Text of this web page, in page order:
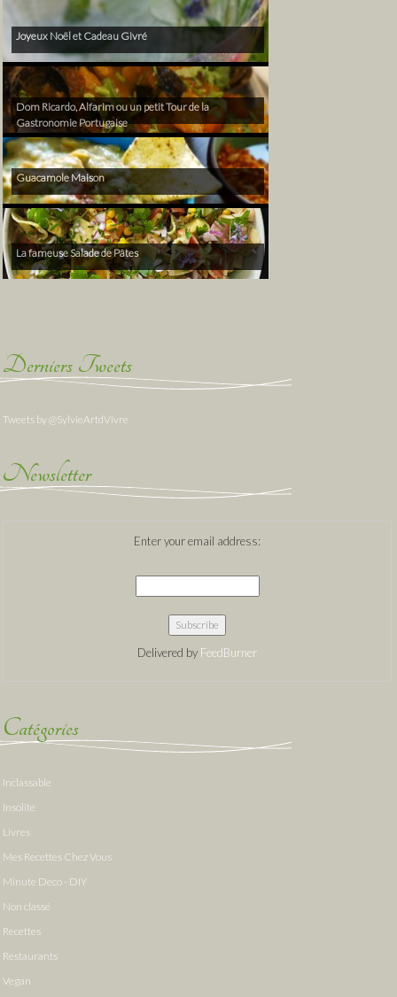
Joyeux Noël et Cadeau Givré
Dom Ricardo, Alfarim ou un petit Tour de la
Gastronomie Portugaise
Guacamole Maison
La fameuse Salade de Pâtes
Derniers Tweets
Tweets by @SylvieArtdVivre
Newsletter
Enter your email address:
Delivered by FeedBurner
Catégories
Inclassable
Insolite
Livres
Mes Recettes Chez Vous
Minute Deco - DIY
Non classé
Recettes
Restaurants
Vegan